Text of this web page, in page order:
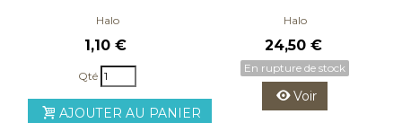
Halo
1,10 €
Qté
AJOUTER AU PANIER
Halo
24,50 €
En rupture de stock
Voir